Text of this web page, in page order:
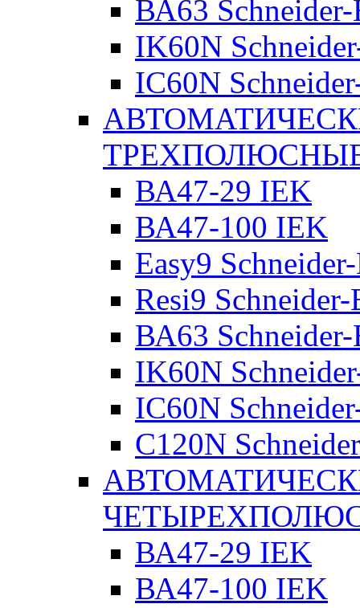
ВА63
IK60N
IC60N
ВА47-29 IEK
ВА47-100 IEK
Easy9
Resi9
ВА63
IK60N
IC60N
C120N
ВА47-29 IEK
ВА47-100 IEK